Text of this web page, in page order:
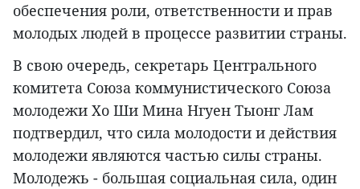
обеспечения роли, ответственности и прав
молодых людей в процессе развитии страны.
В свою очередь, секретарь Центрального
комитета Союза коммунистического Союза
молодежи Хо Ши Мина Нгуен Тыонг Лам
подтвердил, что сила молодости и действия
молодежи являются частью силы страны.
Молодежь - большая социальная сила, один